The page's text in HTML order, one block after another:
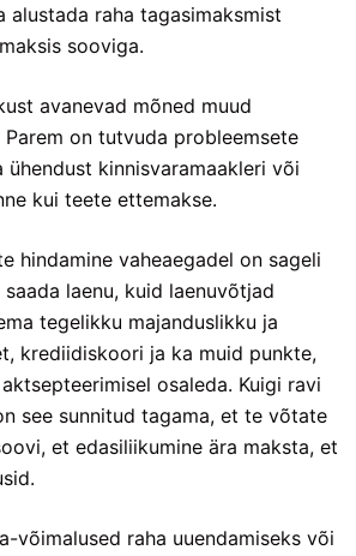
alustada raha tagasimaksmist
sooviga.
avanevad mõned muud
on tutvuda probleemsete
kinnisvaramaakleri või
kui teete ettemakse.
hindamine vaheaegadel on sageli
laenu, kuid laenuvõtjad
tegelikku majanduslikku ja
krediidiskoori ja ka muid punkte,
osaleda. Kuigi ravi
see sunnitud tagama, et te võtate
et edasiliikumine ära maksta, et
võimalused raha uuendamiseks või